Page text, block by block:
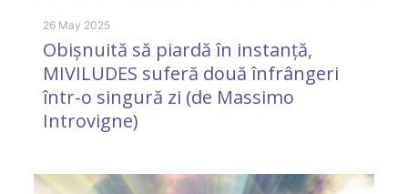
26 May 2025
Obișnuită să piardă în instanță,
MIVILUDES suferă două înfrângeri
într-o singură zi (de Massimo
Introvigne)